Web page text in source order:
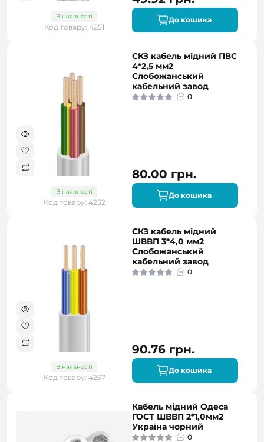
В наявності
Код товару: 4251
До кошика
В наявності
Код товару: 4252
СКЗ кабель мідний ПВС
4*2,5 мм2
Слобожанський
кабельний завод
0
80.00 грн.
До кошика
В наявності
Код товару: 4257
СКЗ кабель мідний
ШВВП 3*4,0 мм2
Слобожанський
кабельний завод
0
90.76 грн.
До кошика
Кабель мідний Одеса
ГОСТ ШВВП 2*1,0мм2
Україна чорний
0